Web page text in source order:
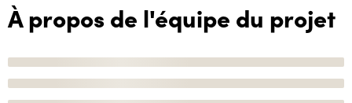
À propos de l'équipe du projet